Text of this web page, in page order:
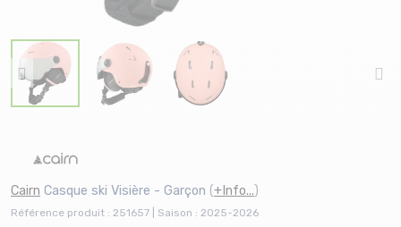
Cairn Casque ski Visière - Garçon (+Info...)
Référence produit : 251657 | Saison : 2025-2026